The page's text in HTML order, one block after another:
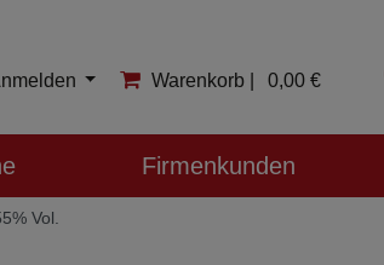
Warenkorb | 0,00 €
Firmenkunden
Vol.